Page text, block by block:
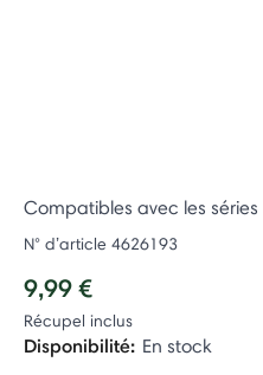
Compatibles avec les séries
N° d’article 4626193
9,99 €
Récupel inclus
Disponibilité: En stock